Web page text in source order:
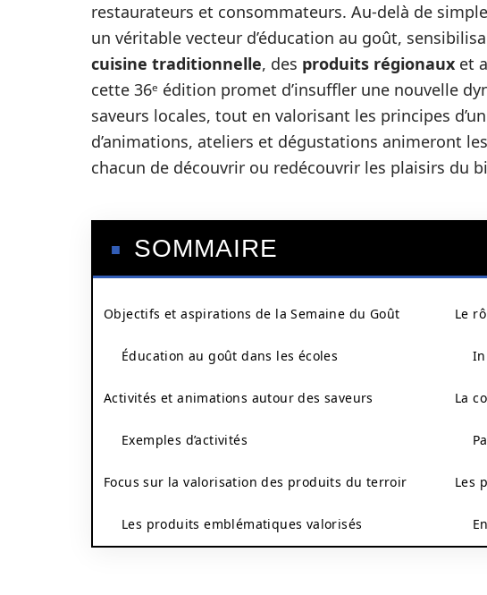
restaurateurs et consommateurs. Au-delà de
un véritable vecteur d’éducation au goût,
cuisine traditionnelle, des produits régionaux et
cette 36ᵉ édition promet d’insuffler une nouvelle
saveurs locales, tout en valorisant les principes
d’animations, ateliers et dégustations animeront
chacun de découvrir ou redécouvrir les plaisirs du
SOMMAIRE
Objectifs et aspirations de la Semaine du Goût
Éducation au goût dans les écoles
Activités et animations autour des saveurs
Exemples d’activités
Focus sur la valorisation des produits du terroir
Les produits emblématiques valorisés
Le
La
Les